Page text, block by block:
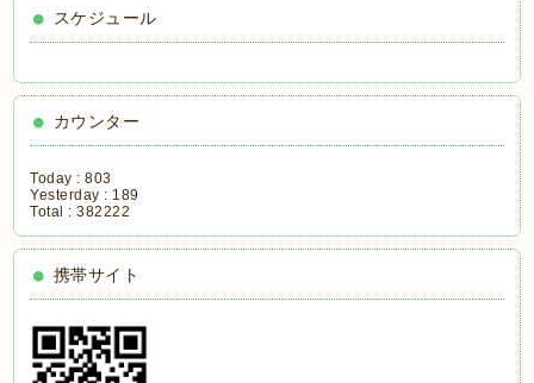
スケジュール
カウンター
Today :803
Yesterday : 189
Total :382222
携帯サイト